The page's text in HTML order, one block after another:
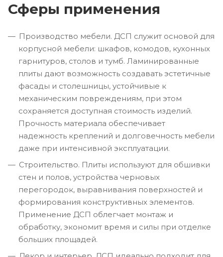
Сферы применения
Производство мебели. ДСП служит основой для
корпусной мебели: шкафов, комодов, кухонных
гарнитуров, столов и тумб. Ламинированные
плиты дают возможность создавать эстетичные
фасады и столешницы, устойчивые к
механическим повреждениям, при этом
сохраняется доступная стоимость изделий.
Прочность материала обеспечивает
надежность креплений и долговечность мебели
даже при интенсивной эксплуатации.
Строительство. Плиты используют для обшивки
стен и полов, устройства черновых
перегородок, выравнивания поверхностей и
формирования конструктивных элементов.
Применение ДСП облегчает монтаж и
обработку, экономит время и силы при отделке
больших площадей.